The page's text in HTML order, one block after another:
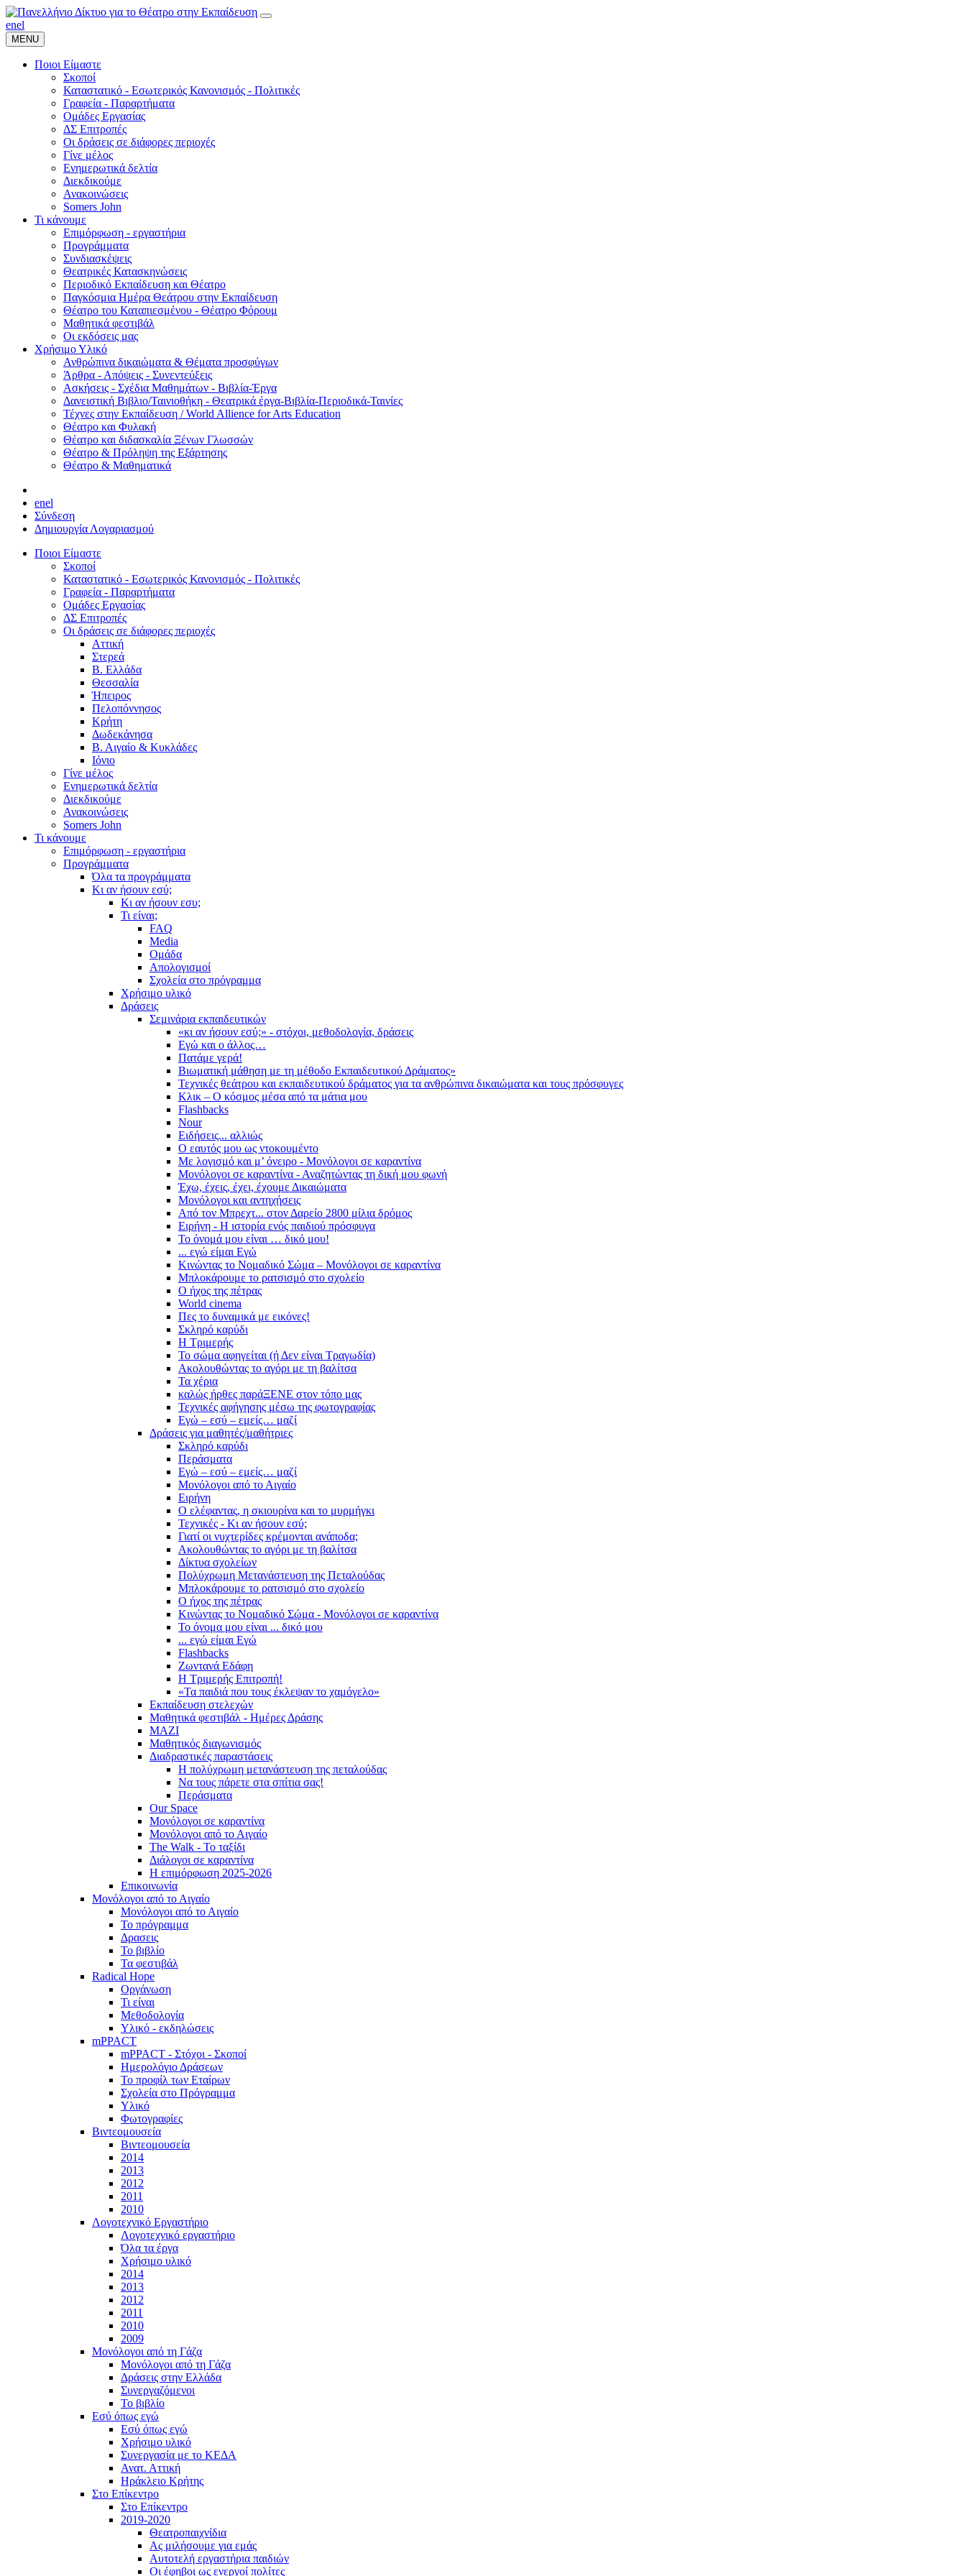
enel
MENU
Ποιοι Είμαστε
Σκοποί
Καταστατικό - Εσωτερικός Κανονισμός - Πολιτικές
Γραφεία - Παραρτήματα
Ομάδες Εργασίας
ΔΣ Επιτροπές
Οι δράσεις σε διάφορες περιοχές
Γίνε μέλος
Ενημερωτικά δελτία
Διεκδικούμε
Ανακοινώσεις
Somers John
Τι κάνουμε
Επιμόρφωση - εργαστήρια
Προγράμματα
Συνδιασκέψεις
Θεατρικές Κατασκηνώσεις
Περιοδικό Εκπαίδευση και Θέατρο
Παγκόσμια Ημέρα Θεάτρου στην Εκπαίδευση
Θέατρο του Καταπιεσμένου - Θέατρο Φόρουμ
Μαθητικά φεστιβάλ
Οι εκδόσεις μας
Χρήσιμο Υλικό
Ανθρώπινα δικαιώματα & Θέματα προσφύγων
Άρθρα - Απόψεις - Συνεντεύξεις
Ασκήσεις - Σχέδια Μαθημάτων - Βιβλία-Έργα
Δανειστική Βιβλιο/Ταινιοθήκη - Θεατρικά έργα-Βιβλία-Περιοδικά-Ταινίες
Τέχνες στην Εκπαίδευση / World Allience for Arts Education
Θέατρο και Φυλακή
Θέατρο και διδασκαλία Ξένων Γλωσσών
Θέατρο & Πρόληψη της Εξάρτησης
Θέατρο & Μαθηματικά
enel
Σύνδεση
Δημιουργία Λογαριασμού
Ποιοι Είμαστε
Σκοποί
Καταστατικό - Εσωτερικός Κανονισμός - Πολιτικές
Γραφεία - Παραρτήματα
Ομάδες Εργασίας
ΔΣ Επιτροπές
Οι δράσεις σε διάφορες περιοχές
Αττική
Στερεά
Β. Ελλάδα
Θεσσαλία
Ήπειρος
Πελοπόννησος
Κρήτη
Δωδεκάνησα
Β. Αιγαίο & Κυκλάδες
Ιόνιο
Γίνε μέλος
Ενημερωτικά δελτία
Διεκδικούμε
Ανακοινώσεις
Somers John
Τι κάνουμε
Επιμόρφωση - εργαστήρια
Προγράμματα
Όλα τα προγράμματα
Κι αν ήσουν εσύ;
Κι αν ήσουν εσυ;
Τι είναι;
FAQ
Media
Ομάδα
Απολογισμοί
Σχολεία στο πρόγραμμα
Χρήσιμο υλικό
Δράσεις
Σεμινάρια εκπαιδευτικών
«κι αν ήσουν εσύ;» - στόχοι, μεθοδολογία, δράσεις
Εγώ και ο άλλος…
Πατάμε γερά!
Βιωματική μάθηση με τη μέθοδο Εκπαιδευτικού Δράματος»
Τεχνικές θεάτρου και εκπαιδευτικού δράματος για τα ανθρώπινα δικαιώματα και τους πρόσφυγες
Κλικ – Ο κόσμος μέσα από τα μάτια μου
Flashbacks
Nour
Ειδήσεις... αλλιώς
Ο εαυτός μου ως ντοκουμέντο
Με λογισμό και μ’ όνειρο - Μονόλογοι σε καραντίνα
Μονόλογοι σε καραντίνα - Αναζητώντας τη δική μου φωνή
Έχω, έχεις, έχει, έχουμε Δικαιώματα
Μονόλογοι και αντηχήσεις
Από τον Μπρεχτ... στον Δαρείο 2800 μίλια δρόμος
Ειρήνη - Η ιστορία ενός παιδιού πρόσφυγα
Το όνομά μου είναι … δικό μου!
... εγώ είμαι Εγώ
Κινώντας το Νομαδικό Σώμα – Μονόλογοι σε καραντίνα
Μπλοκάρουμε το ρατσισμό στο σχολείο
Ο ήχος της πέτρας
World cinema
Πες το δυναμικά με εικόνες!
Σκληρό καρύδι
Η Τριμερής
Το σώμα αφηγείται (ή Δεν είναι Τραγωδία)
Ακολουθώντας το αγόρι με τη βαλίτσα
Τα χέρια
καλώς ήρθες παράΞΕΝΕ στον τόπο μας
Τεχνικές αφήγησης μέσω της φωτογραφίας
Εγώ – εσύ – εμείς… μαζί
Δράσεις για μαθητές/μαθήτριες
Σκληρό καρύδι
Περάσματα
Εγώ – εσύ – εμείς… μαζί
Μονόλογοι από το Αιγαίο
Ειρήνη
Ο ελέφαντας, η σκιουρίνα και το μυρμήγκι
Τεχνικές - Κι αν ήσουν εσύ;
Γιατί οι νυχτερίδες κρέμονται ανάποδα;
Ακολουθώντας το αγόρι με τη βαλίτσα
Δίκτυα σχολείων
Πολύχρωμη Μετανάστευση της Πεταλούδας
Μπλοκάρουμε το ρατσισμό στο σχολείο
Ο ήχος της πέτρας
Κινώντας το Νομαδικό Σώμα - Μονόλογοι σε καραντίνα
Το όνομα μου είναι ... δικό μου
... εγώ είμαι Εγώ
Flashbacks
Ζωντανά Εδάφη
Η Τριμερής Επιτροπή!
«Τα παιδιά που τους έκλεψαν το χαμόγελο»
Εκπαίδευση στελεχών
Μαθητικά φεστιβάλ - Ημέρες Δράσης
ΜΑΖΙ
Μαθητικός διαγωνισμός
Διαδραστικές παραστάσεις
Η πολύχρωμη μετανάστευση της πεταλούδας
Να τους πάρετε στα σπίτια σας!
Περάσματα
Our Space
Μονόλογοι σε καραντίνα
Μονόλογοι από το Αιγαίο
The Walk - Το ταξίδι
Διάλογοι σε καραντίνα
Η επιμόρφωση 2025-2026
Επικοινωνία
Μονόλογοι από το Αιγαίο
Μονόλογοι από το Αιγαίο
Το πρόγραμμα
Δρασεις
Το βιβλίο
Τα φεστιβάλ
Radical Hope
Οργάνωση
Τι είναι
Μεθοδολογία
Υλικό - εκδηλώσεις
mPPACT
mPPACT - Στόχοι - Σκοποί
Ημερολόγιο Δράσεων
Το προφίλ των Εταίρων
Σχολεία στο Πρόγραμμα
Υλικό
Φωτογραφίες
Βιντεομουσεία
Βιντεομουσεία
2014
2013
2012
2011
2010
Λογοτεχνικό Εργαστήριο
Λογοτεχνικό εργαστήριο
Όλα τα έργα
Χρήσιμο υλικό
2014
2013
2012
2011
2010
2009
Μονόλογοι από τη Γάζα
Μονόλογοι από τη Γάζα
Δράσεις στην Ελλάδα
Συνεργαζόμενοι
To βιβλίο
Εσύ όπως εγώ
Εσύ όπως εγώ
Χρήσιμο υλικό
Συνεργασία με το ΚΕΔΑ
Ανατ. Αττική
Ηράκλειο Κρήτης
Στο Επίκεντρο
Στο Επίκεντρο
2019-2020
Θεατροπαιχνίδια
Ας μιλήσουμε για εμάς
Αυτοτελή εργαστήρια παιδιών
Οι έφηβοι ως ενεργοί πολίτες